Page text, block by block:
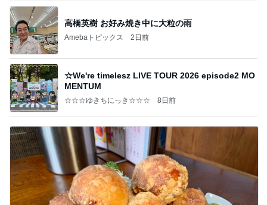
高橋英樹 お好み焼き中に大粒の雨
Amebaトピックス 2日前
☆We're timelesz LIVE TOUR 2026 episode2 MO
MENTUM
☆☆☆ゆきちにっき☆☆☆ 8日前